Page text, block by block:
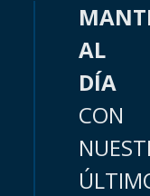
AL
DÍA
CON